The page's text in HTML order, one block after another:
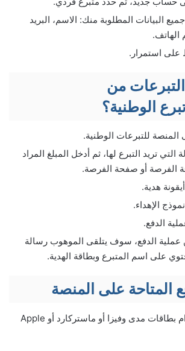
البيانات المطلوبة منك: الاسم، البريد
الهاتف.
على استمرار.
التبرعات من
الوطنية؟
المنصة للتبرعات الوطنية.
التي تريد التبرع لها، ثم أدخل المبلغ المراد
الفرصة أو صفحة الفرصة.
هدية.
الإهداء.
الدفع.
عملية الدفع، سوف يتلقى الموهوب رسالة
على اسم المتبرع وبطاقة الهدية.
المتاحة على المنصة
يمكنك الدفع باستخدام بطاقات مدى وفيزا أو ماستركارد أو Apple